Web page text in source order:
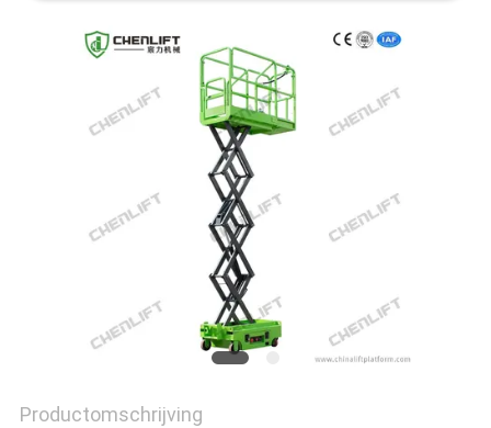
SITEMAP
PRIVACYBELEID
Productomschrijving